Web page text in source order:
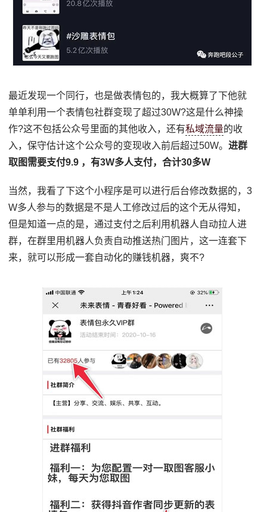
最近发现一个同行，也是做表情包的，我大概算了下他就
单单利用一个表情包社群变现了超过30W?这是什么神操
作?这不包括公众号里面的其他收入，还有私域流量的收
入，保守估计这个公众号的变现收入前后超过50W。进群
取图需要支付9.9 ，有3W多人支付，合计30多W
当然，我看了下这个小程序是可以进行后台修改数据的，3
W多人参与的数据是不是人工修改过后的这个无从得知，
但是知道一点的是，通过支付之后利用机器人自动拉人进
群，在群里用机器人负责自动推送热门图片，这一连套下
来，就可以形成一套自动化的赚钱机器，爽不?